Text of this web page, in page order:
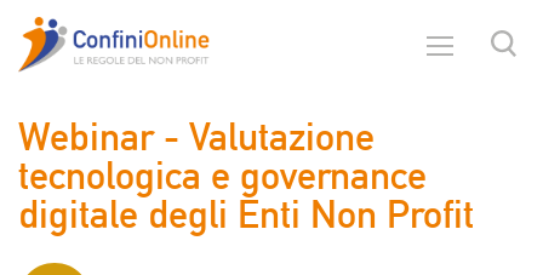
Webinar - Valutazione
tecnologica e governance
digitale degli Enti Non Profit